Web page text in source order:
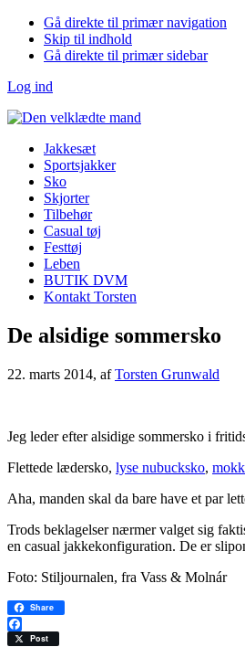
Gå direkte til primær navigation
Skip til indhold
Gå direkte til primær sidebar
Log ind
Jakkesæt
Sportsjakker
Sko
Skjorter
Tilbehør
Casual tøj
Festtøj
Leben
BUTIK DVM
Kontakt Torsten
De alsidige sommersko
22. marts 2014, afTorsten Grunwald
Jeg leder efter alsidige sommersko i
Flettede lædersko, lyse nubucksko,
Aha, manden skal da bare have et par
Trods beklagelser nærmer valget sig
en casual jakkekonfiguration. De er
Foto: Stiljournalen, fra Vass & Molnár
Share
Facebook
Post